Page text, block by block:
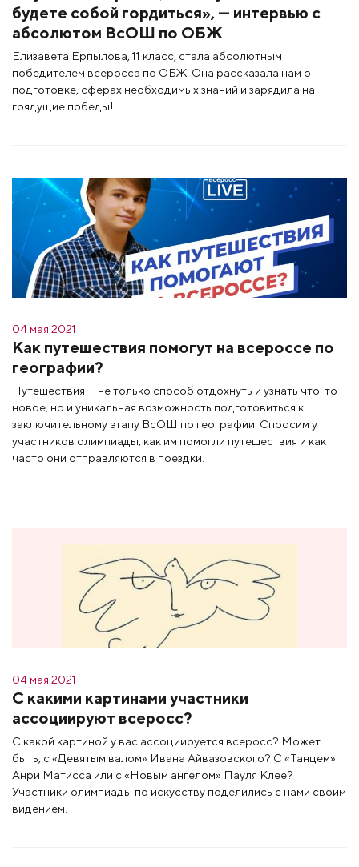
будете собой гордиться», — интервью с
абсолютом ВсОШ по ОБЖ
Елизавета Ерпылова, 11 класс, стала абсолютным
победителем всеросса по ОБЖ. Она рассказала нам о
подготовке, сферах необходимых знаний и зарядила на
грядущие победы!
04 мая 2021
Как путешествия помогут на всероссе по
географии?
Путешествия — не только способ отдохнуть и узнать что-то
новое, но и уникальная возможность подготовиться к
заключительному этапу ВсОШ по географии. Спросим у
участников олимпиады, как им помогли путешествия и как
часто они отправляются в поездки.
04 мая 2021
С какими картинами участники
ассоциируют всеросс?
С какой картиной у вас ассоциируется всеросс? Может
быть, с «Девятым валом» Ивана Айвазовского? С «Танцем»
Анри Матисса или с «Новым ангелом» Пауля Клее?
Участники олимпиады по искусству поделились с нами своим
видением.